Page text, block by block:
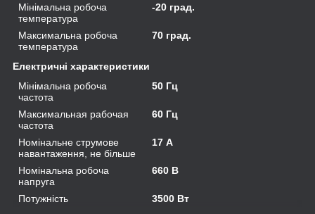
Мінімальна робоча
температура
-20 град.
Максимальна робоча
температура
70 град.
Електричні характеристики
Мінімальна робоча
частота
50 Гц
Максимальная рабочая
частота
60 Гц
Номінальне струмове
навантаження, не більше
17 А
Номінальна робоча
напруга
660 В
Потужність 3500 Вт